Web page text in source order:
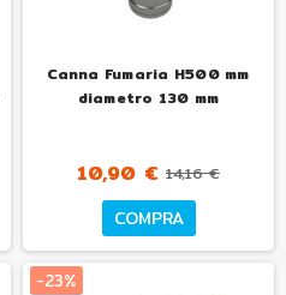
Canna Fumaria H500 mm
diametro 130 mm
10,90 € 14,16 €
COMPRA
-23%